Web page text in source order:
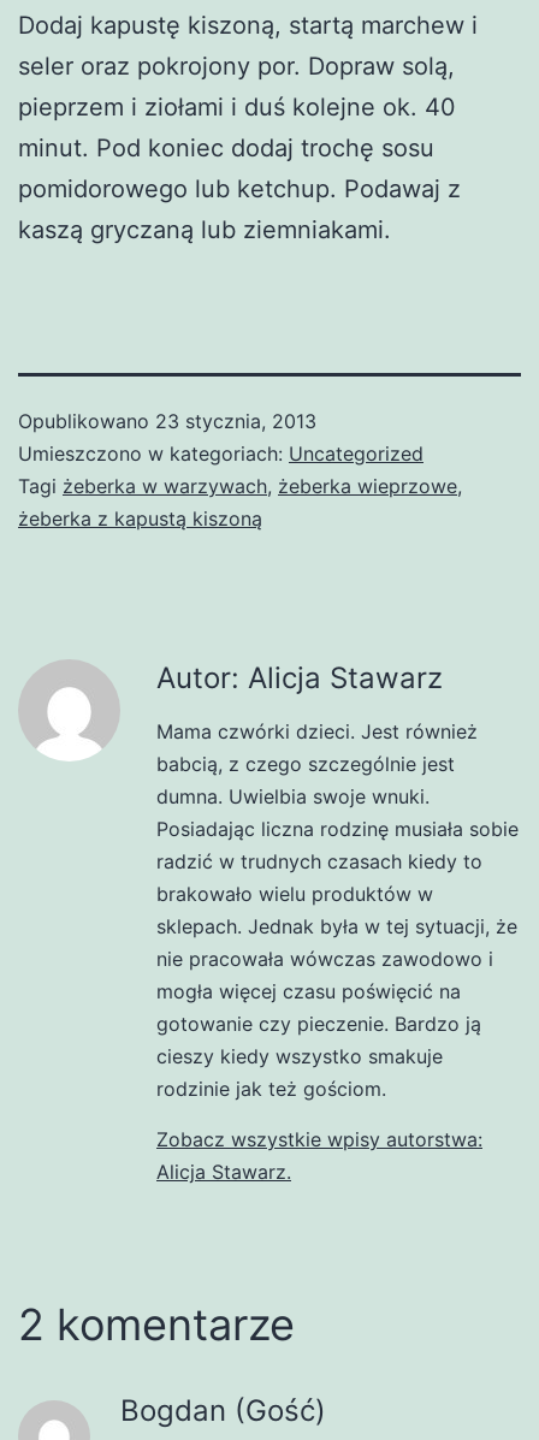
Dodaj kapustę kiszoną, startą marchew i
seler oraz pokrojony por. Dopraw solą,
pieprzem i ziołami i duś kolejne ok. 40
minut. Pod koniec dodaj trochę sosu
pomidorowego lub ketchup. Podawaj z
kaszą gryczaną lub ziemniakami.
Opublikowano 23 stycznia, 2013
Umieszczono w kategoriach: Uncategorized
Tagi żeberka w warzywach, żeberka wieprzowe,
żeberka z kapustą kiszoną
Autor: Alicja Stawarz
Mama czwórki dzieci. Jest również
babcią, z czego szczególnie jest
dumna. Uwielbia swoje wnuki.
Posiadając liczna rodzinę musiała sobie
radzić w trudnych czasach kiedy to
brakowało wielu produktów w
sklepach. Jednak była w tej sytuacji, że
nie pracowała wówczas zawodowo i
mogła więcej czasu poświęcić na
gotowanie czy pieczenie. Bardzo ją
cieszy kiedy wszystko smakuje
rodzinie jak też gościom.
Zobacz wszystkie wpisy autorstwa:
Alicja Stawarz.
2 komentarze
Bogdan (Gość)